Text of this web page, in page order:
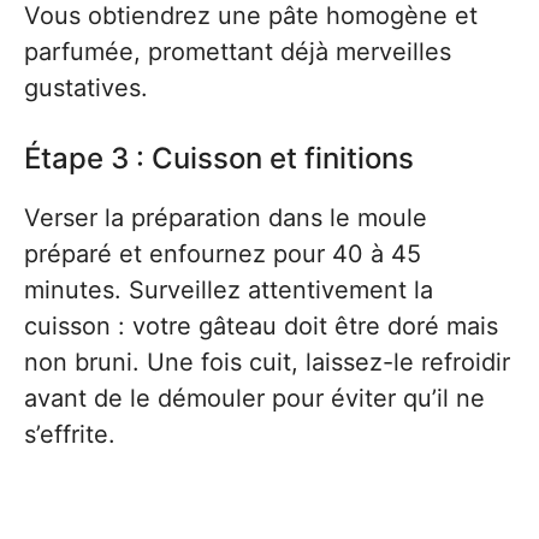
Vous obtiendrez une pâte homogène et
parfumée, promettant déjà merveilles
gustatives.
Étape 3 : Cuisson et finitions
Verser la préparation dans le moule
préparé et enfournez pour 40 à 45
minutes. Surveillez attentivement la
cuisson : votre gâteau doit être doré mais
non bruni. Une fois cuit, laissez-le refroidir
avant de le démouler pour éviter qu’il ne
s’effrite.